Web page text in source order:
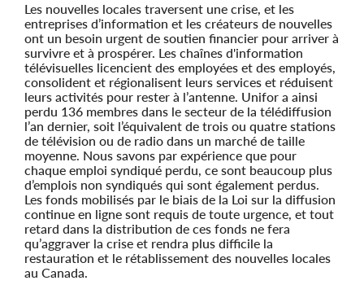
Les nouvelles locales traversent une crise, et les
entreprises d’information et les créateurs de nouvelles
ont un besoin urgent de soutien financier pour arriver à
survivre et à prospérer. Les chaînes d'information
télévisuelles licencient des employées et des employés,
consolident et régionalisent leurs services et réduisent
leurs activités pour rester à l’antenne. Unifor a ainsi
perdu 136 membres dans le secteur de la télédiffusion
l’an dernier, soit l’équivalent de trois ou quatre stations
de télévision ou de radio dans un marché de taille
moyenne. Nous savons par expérience que pour
chaque emploi syndiqué perdu, ce sont beaucoup plus
d’emplois non syndiqués qui sont également perdus.
Les fonds mobilisés par le biais de la Loi sur la diffusion
continue en ligne sont requis de toute urgence, et tout
retard dans la distribution de ces fonds ne fera
qu’aggraver la crise et rendra plus difficile la
restauration et le rétablissement des nouvelles locales
au Canada.